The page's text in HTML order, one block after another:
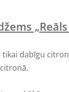
dabīgu
citronā.